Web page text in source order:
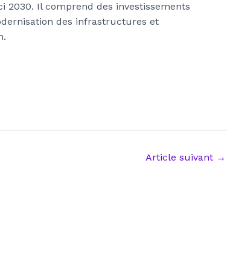
2030. Il comprend des investissements
des infrastructures et
Article suivant →